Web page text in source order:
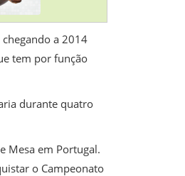
a 2014
tem por função
durante quatro
Mesa em Portugal.
o Campeonato